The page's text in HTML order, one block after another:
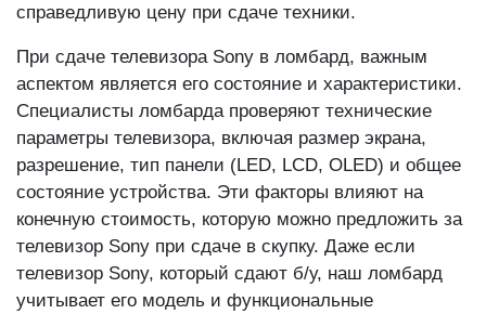
справедливую цену при сдаче техники.
При сдаче телевизора Sony в ломбард, важным
аспектом является его состояние и характеристики.
Специалисты ломбарда проверяют технические
параметры телевизора, включая размер экрана,
разрешение, тип панели (LED, LCD, OLED) и общее
состояние устройства. Эти факторы влияют на
конечную стоимость, которую можно предложить за
телевизор Sony при сдаче в скупку. Даже если
телевизор Sony, который сдают б/у, наш ломбард
учитывает его модель и функциональные